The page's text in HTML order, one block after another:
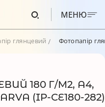
МЕНЮ
глянцевий Фотопапір
180 Г/М2, A4,
(IP-CE180-282)